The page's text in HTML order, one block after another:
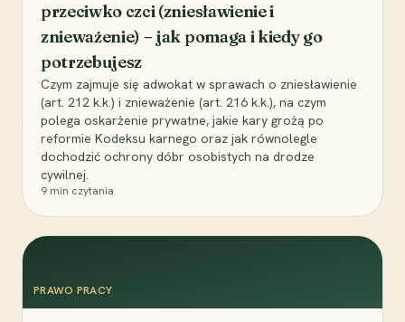
przeciwko czci (zniesławienie i
znieważenie) – jak pomaga i kiedy go
potrzebujesz
Czym zajmuje się adwokat w sprawach o zniesławienie
(art. 212 k.k.) i znieważenie (art. 216 k.k.), na czym
polega oskarżenie prywatne, jakie kary grożą po
reformie Kodeksu karnego oraz jak równolegle
dochodzić ochrony dóbr osobistych na drodze
cywilnej.
9 min czytania
PRAWO PRACY